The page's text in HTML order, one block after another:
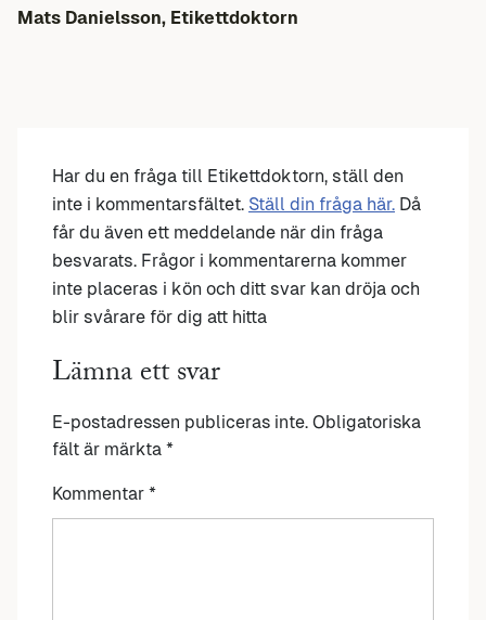
Mats Danielsson, Etikettdoktorn
Har du en fråga till Etikettdoktorn, ställ den
inte i kommentarsfältet. Ställ din fråga här. Då
får du även ett meddelande när din fråga
besvarats. Frågor i kommentarerna kommer
inte placeras i kön och ditt svar kan dröja och
blir svårare för dig att hitta
Lämna ett svar
E-postadressen publiceras inte. Obligatoriska
fält är märkta *
Kommentar *